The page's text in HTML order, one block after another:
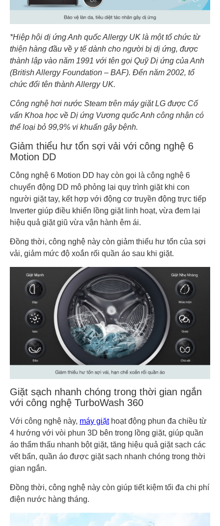
*Hiệp hội dị ứng Anh quốc Allergy UK là một tổ chức từ
thiện hàng đầu về y tế dành cho người bị dị ứng, được
thành lập vào năm 1991 với tên gọi Quỹ Dị ứng của Anh
(British Allergy Foundation – BAF). Đến năm 2002, tổ
chức đổi tên thành Allergy UK.
Công nghệ hơi nước Steam trên máy giặt LG được Cố
vấn Khoa học về Dị ứng Vương quốc Anh công nhận có
thể loại bỏ 99,9% vi khuẩn gây bệnh.
Giảm thiểu hư tổn sợi vải với công nghệ 6
Motion DD
Công nghệ 6 Motion DD hay còn gọi là công nghệ 6
chuyển động DD mô phỏng lại quy trình giặt khi con
người giặt tay, kết hợp với động cơ truyền động trực tiếp
Inverter giúp điều khiển lồng giặt linh hoạt, vừa đem lại
hiệu quả giặt giũ vừa vận hành êm ái.
Đồng thời, công nghệ này còn giảm thiểu hư tổn của sợi
vải, giảm mức độ xoắn rối quần áo sau khi giặt.
Giặt sạch nhanh chóng trong thời gian ngắn
với công nghệ TurboWash 360
Với công nghệ này, máy giặthoạt động phun đa chiều từ
4 hướng với vòi phun 3D bên trong lồng giặt, giúp quần
áo thẩm thấu nhanh bột giặt, tăng hiệu quả giặt sạch các
vết bẩn, quần áo được giặt sạch nhanh chóng trong thời
gian ngắn.
Đồng thời, công nghệ này còn giúp tiết kiệm tối đa chi phí
điện nước hàng tháng.